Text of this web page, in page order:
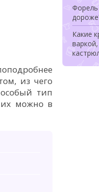
из чего
тип
их можно в
Форель
Какие